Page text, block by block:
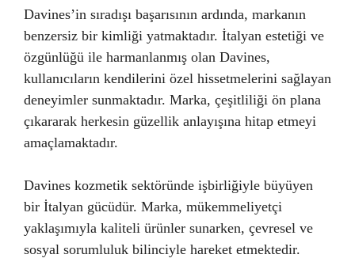
Davines’in sıradışı başarısının ardında, markanın
benzersiz bir kimliği yatmaktadır. İtalyan estetiği ve
özgünlüğü ile harmanlanmış olan Davines,
kullanıcıların kendilerini özel hissetmelerini sağlayan
deneyimler sunmaktadır. Marka, çeşitliliği ön plana
çıkararak herkesin güzellik anlayışına hitap etmeyi
amaçlamaktadır.
Davines kozmetik sektöründe işbirliğiyle büyüyen
bir İtalyan gücüdür. Marka, mükemmeliyetçi
yaklaşımıyla kaliteli ürünler sunarken, çevresel ve
sosyal sorumluluk bilinciyle hareket etmektedir.